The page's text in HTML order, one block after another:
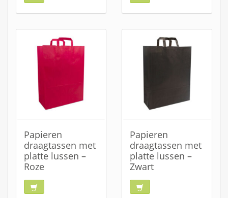
Papieren
draagtassen met
platte lussen –
Roze
Papieren
draagtassen met
platte lussen –
Zwart